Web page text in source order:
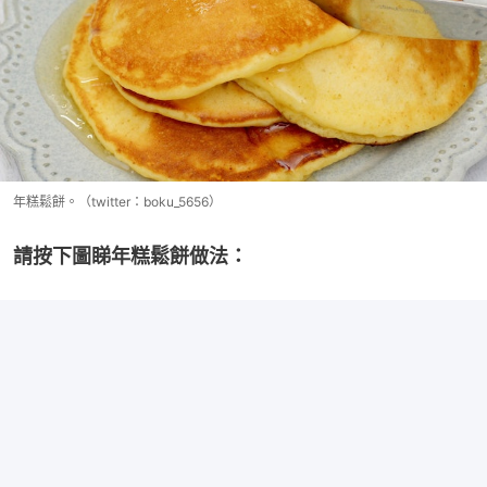
年糕鬆餅。（twitter：boku_5656）
請按下圖睇年糕鬆餅做法：